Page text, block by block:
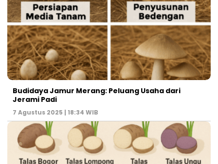
Budidaya Jamur Merang: Peluang Usaha dari
Jerami Padi
7 Agustus 2025 | 18:34 WIB